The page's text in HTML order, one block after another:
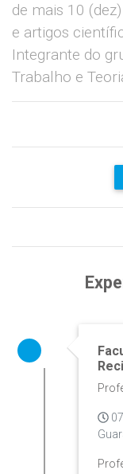
de mais 10
e artigos
Integrante do
Trabalho e